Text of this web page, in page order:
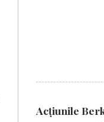
Acțiunile